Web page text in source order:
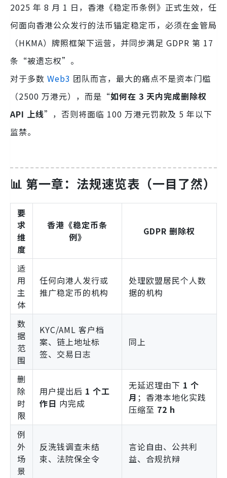
2025 年 8 月 1 日，香港《稳定币条例》正式生效，任
何面向香港公众发行的法币锚定稳定币，必须在金管局
（HKMA）牌照框架下运营，并同步满足 GDPR 第 17
条“被遗忘权”。
对于多数 Web3 团队而言，最大的痛点不是资本门槛
（2500 万港元），而是“如何在 3 天内完成删除权
API 上线”，否则将面临 100 万港元罚款及 5 年以下
监禁。
📊 第一章：法规速览表（一目了然）
要
求
维
度
香港《稳定币条
例》
GDPR 删除权
适
用
主
体
任何向港人发行或
推广稳定币的机构
处理欧盟居民个人数
据的机构
数
据
范
围
KYC/AML 客户档
案、链上地址标
签、交易日志
同上
删
除
时
限
用户提出后 1 个工
作日 内完成
无延迟理由下 1 个
月 ；香港本地化实践
压缩至 72 h
例
外
场
景
反洗钱调查未结
束、法院保全令
言论自由、公共利
益、合规抗辩